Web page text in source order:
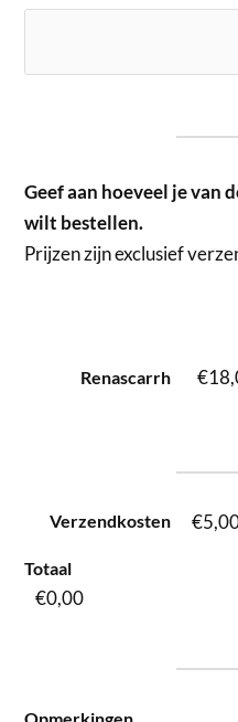
Geef aan hoeveel je van
wilt bestellen.
Prijzen zijn exclusief
Renascarrh
Verzendkosten
Totaal
€0,00
Opmerkingen